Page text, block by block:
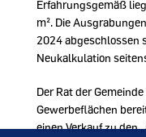
Erfahrungsgemäß
m². Die
2024 abgeschlossen
Neukalkulation
Der Rat der
Gewerbeflächen
einen Verkauf zu den